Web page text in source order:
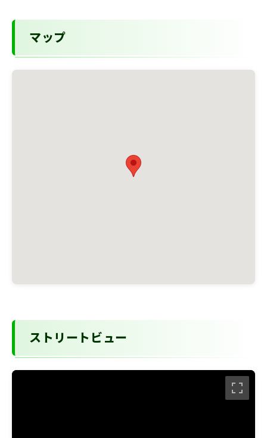
マップ
ストリートビュー